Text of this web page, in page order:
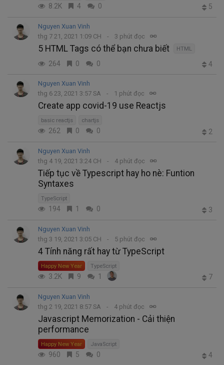
8.2K 4 0 5
Nguyen Xuan Vinh
thg 7 21, 2021 1:09 CH
3 phút đọc
5 HTML Tags có thể bạn chưa biết HTML
264 0 0 4
Nguyen Xuan Vinh
thg 6 23, 2021 3:57 SA
1 phút đọc
Create app covid-19 use Reactjs
basic reactjs chartjs
262 0 0 2
Nguyen Xuan Vinh
thg 4 19, 2021 3:24 CH
4 phút đọc
Tiếp tục về Typescript hay ho nè: Funtion
Syntaxes
TypeScript
194 1 0 3
Nguyen Xuan Vinh
thg 3 19, 2021 3:05 CH
5 phút đọc
4 Tính năng rất hay từ TypeScript
Happy New Year TypeScript
3.2K 9 1 7
Nguyen Xuan Vinh
thg 2 19, 2021 8:57 SA
4 phút đọc
Javascript Memorization - Cải thiện
performance
Happy New Year JavaScript
960 5 0 4